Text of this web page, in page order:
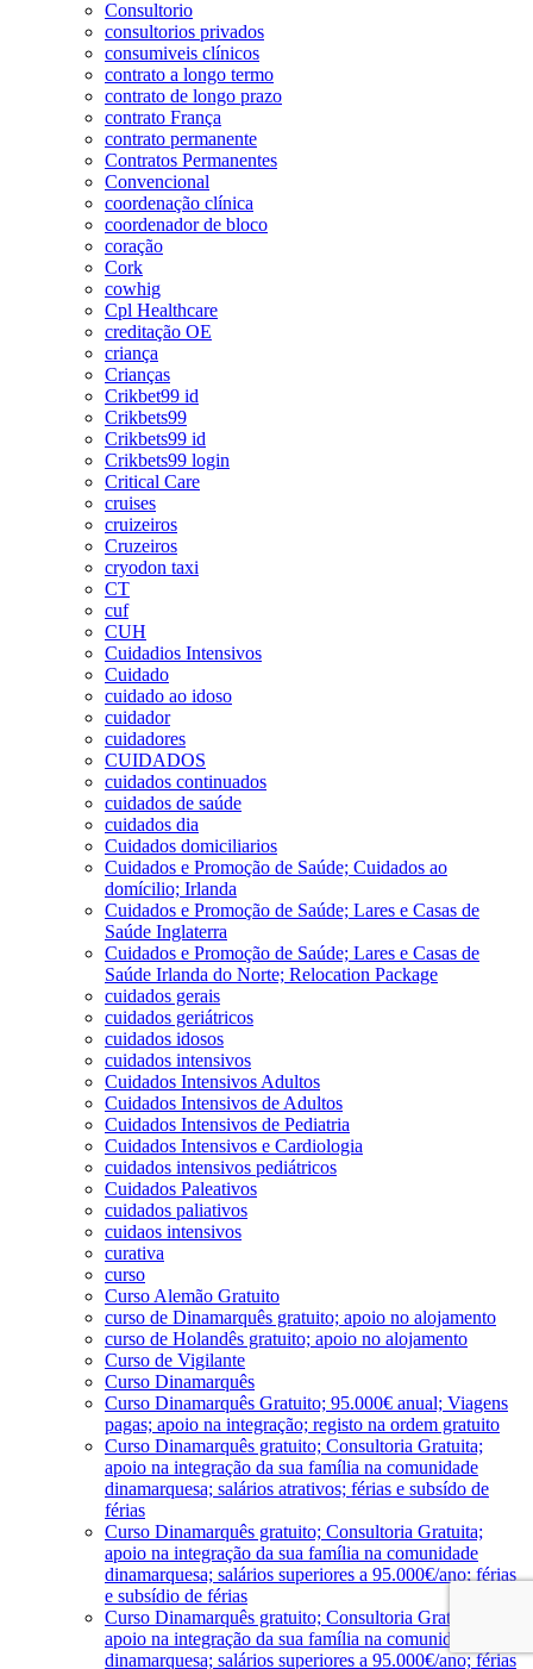
Consultorio
consultorios privados
consumiveis clínicos
contrato a longo termo
contrato de longo prazo
contrato França
contrato permanente
Contratos Permanentes
Convencional
coordenação clínica
coordenador de bloco
coração
Cork
cowhig
Cpl Healthcare
creditação OE
criança
Crianças
Crikbet99 id
Crikbets99
Crikbets99 id
Crikbets99 login
Critical Care
cruises
cruizeiros
Cruzeiros
cryodon taxi
CT
cuf
CUH
Cuidadios Intensivos
Cuidado
cuidado ao idoso
cuidador
cuidadores
CUIDADOS
cuidados continuados
cuidados de saúde
cuidados dia
Cuidados domiciliarios
Cuidados e Promoção de Saúde; Cuidados ao
domícilio; Irlanda
Cuidados e Promoção de Saúde; Lares e Casas de
Saúde Inglaterra
Cuidados e Promoção de Saúde; Lares e Casas de
Saúde Irlanda do Norte; Relocation Package
cuidados gerais
cuidados geriátricos
cuidados idosos
cuidados intensivos
Cuidados Intensivos Adultos
Cuidados Intensivos de Adultos
Cuidados Intensivos de Pediatria
Cuidados Intensivos e Cardiologia
cuidados intensivos pediátricos
Cuidados Paleativos
cuidados paliativos
cuidaos intensivos
curativa
curso
Curso Alemão Gratuito
curso de Dinamarquês gratuito; apoio no alojamento
curso de Holandês gratuito; apoio no alojamento
Curso de Vigilante
Curso Dinamarquês
Curso Dinamarquês Gratuito; 95.000€ anual; Viagens
pagas; apoio na integração; registo na ordem gratuito
Curso Dinamarquês gratuito; Consultoria Gratuita;
apoio na integração da sua família na comunidade
dinamarquesa; salários atrativos; férias e subsído de
férias
Curso Dinamarquês gratuito; Consultoria Gratuita;
apoio na integração da sua família na comunidade
dinamarquesa; salários superiores a 95.000€/ano; férias
e subsídio de férias
Curso Dinamarquês gratuito; Consultoria Gratuita;
apoio na integração da sua família na comunidade
dinamarquesa; salários superiores a 95.000€/ano; férias